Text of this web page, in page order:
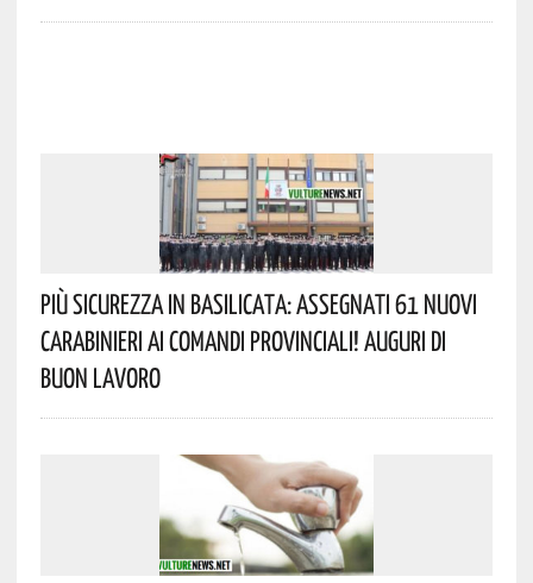
Più Sicurezza In Basilicata: Assegnati 61 Nuovi
Carabinieri Ai Comandi Provinciali! Auguri Di
Buon Lavoro